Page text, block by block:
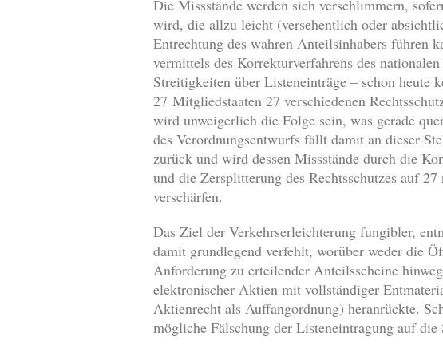
Die Missstände werden sich verschlimmern,
wird, die allzu leicht (versehentlich oder
Entrechtung des wahren Anteilsinhabers führen
vermittels des Korrekturverfahrens des
Streitigkeiten über Listeneinträge – schon heute
27 Mitgliedstaaten 27 verschiedenen
wird unweigerlich die Folge sein, was gerade
des Verordnungsentwurfs fällt damit an dieser
zurück und wird dessen Missstände durch die
und die Zersplitterung des Rechtsschutzes auf
verschärfen.
Das Ziel der Verkehrserleichterung fungibler,
damit grundlegend verfehlt, worüber weder die
Anforderung zu erteilender Anteilsscheine
elektronischer Aktien mit vollständiger
Aktienrecht als Auffangordnung) heranrückte.
mögliche Fälschung der Listeneintragung auf